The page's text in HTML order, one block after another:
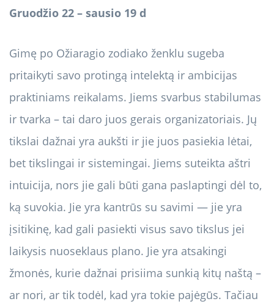
Gruodžio 22 – sausio 19 d
Gimę po Ožiaragio zodiako ženklu sugeba
pritaikyti savo protingą intelektą ir ambicijas
praktiniams reikalams. Jiems svarbus stabilumas
ir tvarka – tai daro juos gerais organizatoriais. Jų
tikslai dažnai yra aukšti ir jie juos pasiekia lėtai,
bet tikslingai ir sistemingai. Jiems suteikta aštri
intuicija, nors jie gali būti gana paslaptingi dėl to,
ką suvokia. Jie yra kantrūs su savimi — jie yra
įsitikinę, kad gali pasiekti visus savo tikslus jei
laikysis nuoseklaus plano. Jie yra atsakingi
žmonės, kurie dažnai prisiima sunkią kitų naštą –
ar nori, ar tik todėl, kad yra tokie pajėgūs. Tačiau